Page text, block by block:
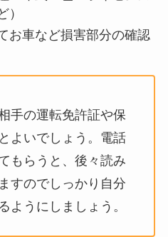
お車など損害部分の確認
手の運転免許証や保
よいでしょう。電話
もらうと、後々読み
すのでしっかり自分
ようにしましょう。